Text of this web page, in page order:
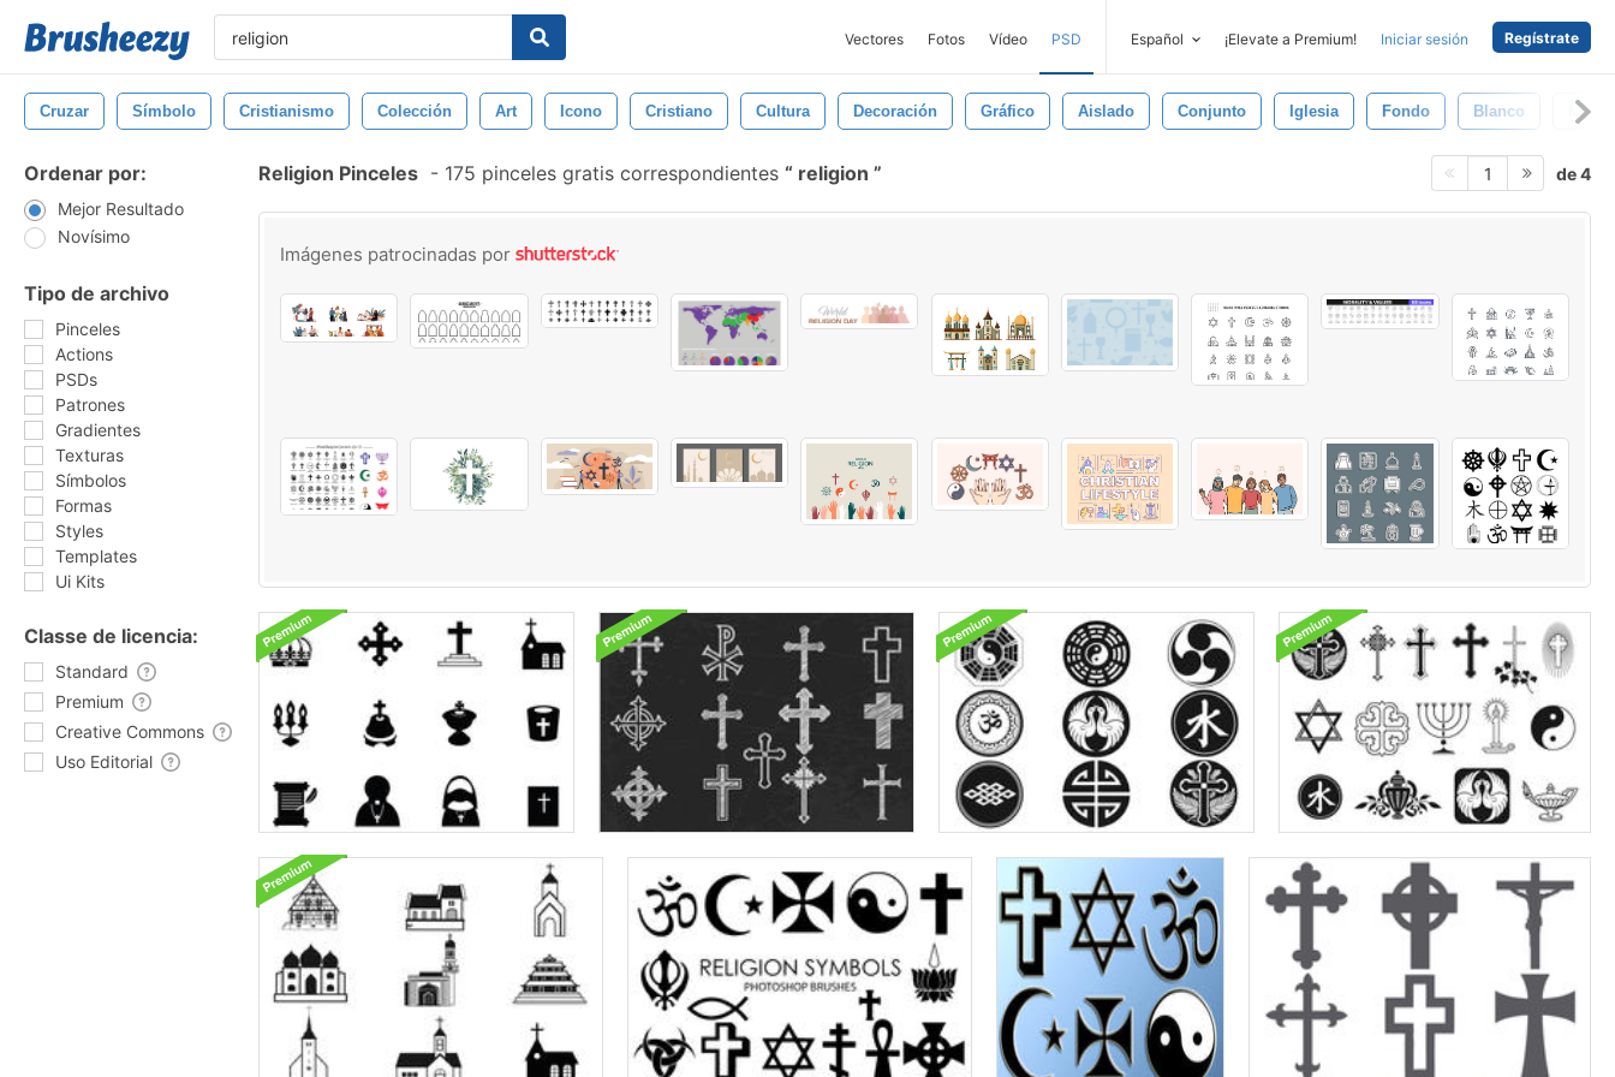
Vectores Fotos Vídeo PSD Español ¡Elevate a Premium! Iniciar sesión Regístrate
Cruzar Símbolo Cristianismo Colección Art Icono Cristiano Cultura Decoración Gráfico Aislado Conjunto Iglesia Fondo Blanco
Ordenar por:
Mejor Resultado
Novísimo
Tipo de archivo
Pinceles
Actions
PSDs
Patrones
Gradientes
Texturas
Símbolos
Formas
Styles
Templates
Ui Kits
Classe de licencia:
Standard
Premium
Creative Commons
Uso Editorial
Religion Pinceles - 175 pinceles gratis correspondientes religion 1 de 4
Imágenes patrocinadas por